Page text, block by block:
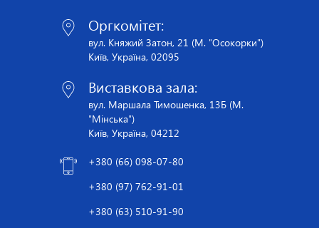
Оргкомітет:
вул. Княжий Затон, 21 (М. "Осокорки")
Київ, Україна, 02095
Виставкова зала:
вул. Маршала Тимошенка, 13Б (М.
"Мінська")
Київ, Україна, 04212
+380 (66) 098-07-80
+380 (97) 762-91-01
+380 (63) 510-91-90